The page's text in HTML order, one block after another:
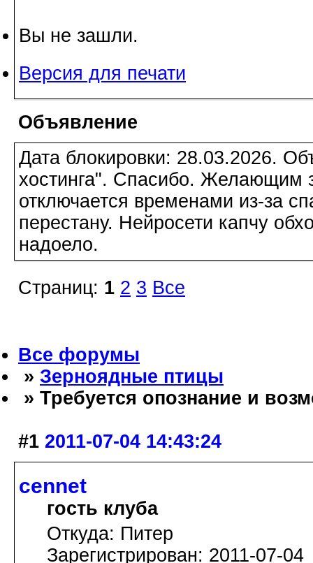
Вы не зашли.
Версия для печати
Объявление
Дата блокировки: 28.03.2026.
хостинга". Спасибо. Желающим
отключается временами из-за
перестану. Нейросети капчу
надоело.
Страниц: 1 2 3 Все
Все форумы
» Зерноядные птицы
» Требуется опознание и
#1 2011-07-04 14:43:24
cennet
гость клуба
Откуда: Питер
Зарегистрирован: 2011-07-04